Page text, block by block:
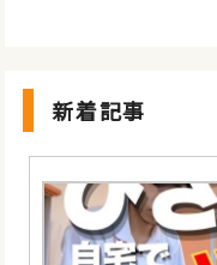
新着記事